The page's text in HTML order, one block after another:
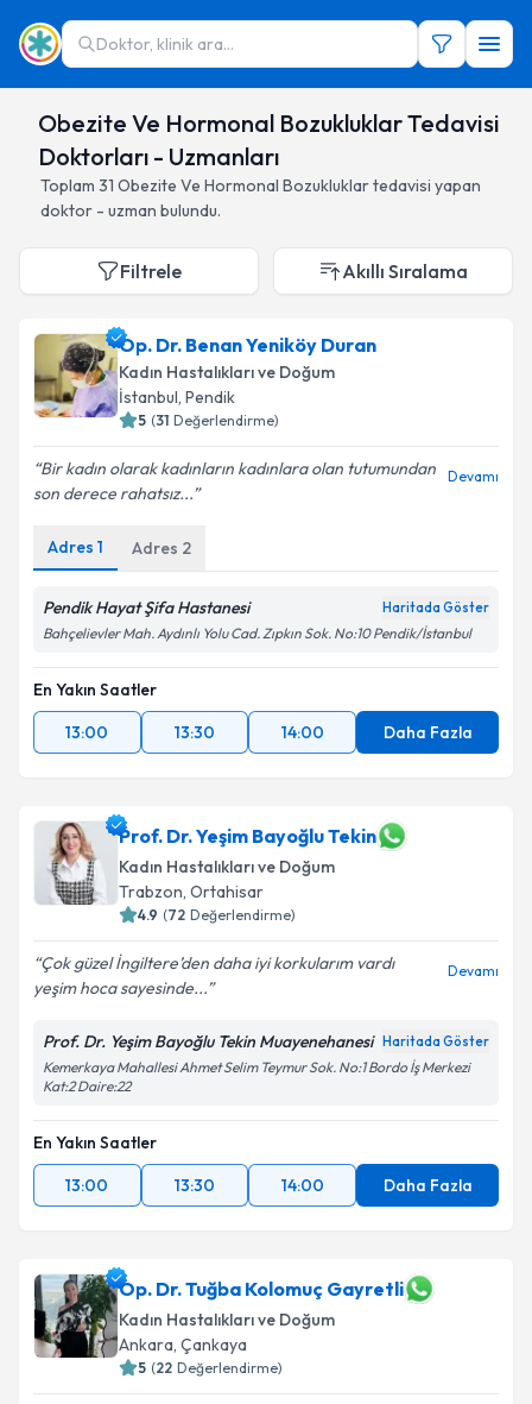
Doktor, klinik ara...
Obezite Ve Hormonal Bozukluklar Tedavisi
Doktorları - Uzmanları
Toplam 31 Obezite Ve Hormonal Bozukluklartedavisi yapan
doktor - uzman bulundu.
Filtrele Akıllı Sıralama
Op. Dr. Benan Yeniköy Duran
Kadın Hastalıkları ve Doğum
İstanbul, Pendik
5 (31 Değerlendirme)
Bir kadın olarak kadınların kadınlara olan tutumundan
son derece rahatsız...
Devamı
Adres 1 Adres 2
Pendik Hayat Şifa Hastanesi Haritada Göster
Bahçelievler Mah. Aydınlı Yolu Cad. Zıpkın Sok. No:10 Pendik/İstanbul
En Yakın Saatler
13:00
13:30 14:00 Daha Fazla
Prof. Dr. Yeşim Bayoğlu Tekin
Kadın Hastalıkları ve Doğum
Trabzon, Ortahisar
4.9 (72 Değerlendirme)
Çok güzel İngiltere’den daha iyi korkularım vardı
yeşim hoca sayesinde...
Devamı
Prof. Dr. Yeşim Bayoğlu Tekin Muayenehanesi Haritada Göster
Kemerkaya Mahallesi Ahmet Selim Teymur Sok. No:1 Bordo İş Merkezi
Kat:2 Daire:22
En Yakın Saatler
13:00
13:30 14:00 Daha Fazla
Op. Dr. Tuğba Kolomuç Gayretli
Kadın Hastalıkları ve Doğum
Ankara, Çankaya
5 (22 Değerlendirme)